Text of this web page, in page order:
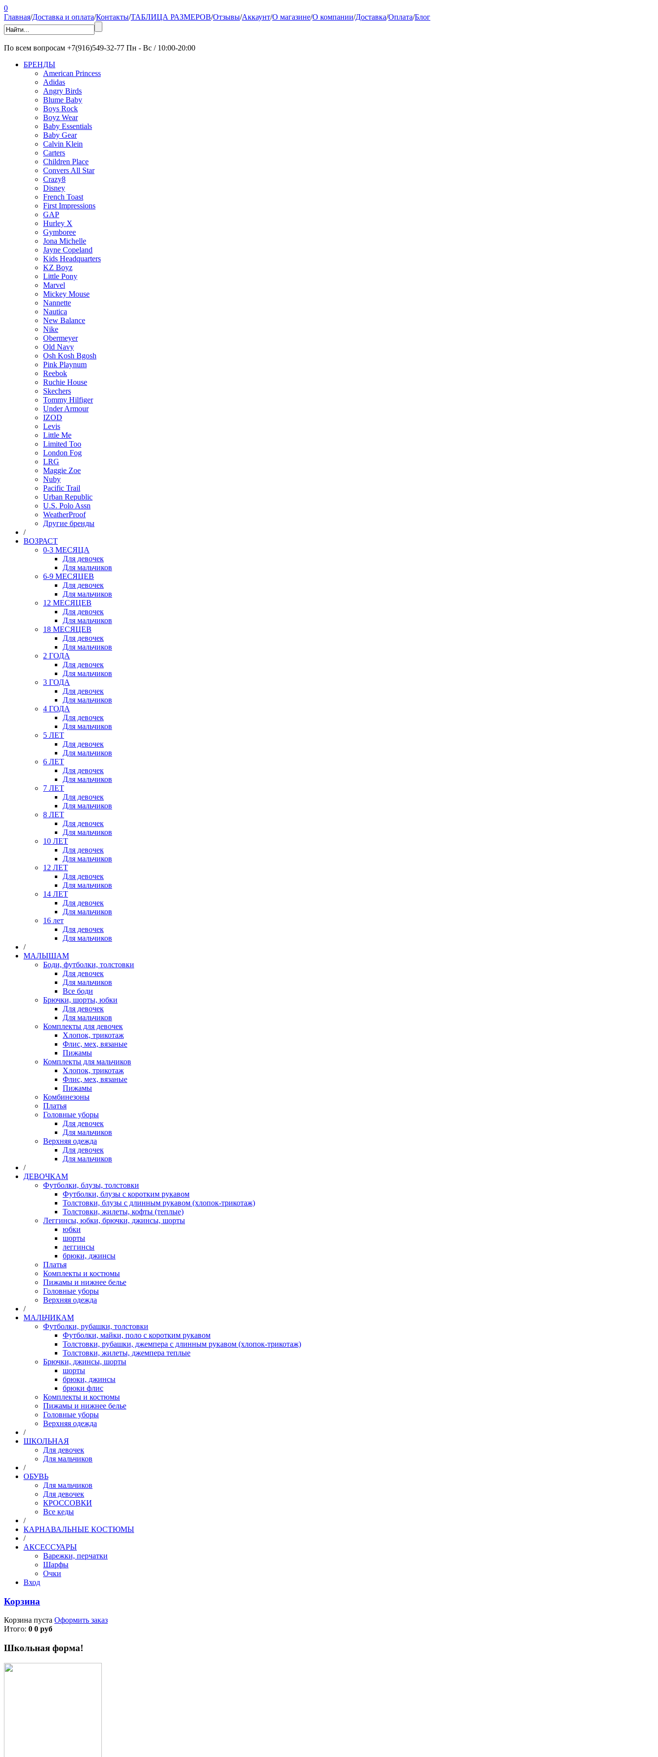
0
Главная/Доставка и оплата/Контакты/ТАБЛИЦА РАЗМЕРОВ/Отзывы/Аккаунт/О магазине/О компании/Доставка/Оплата/Блог
По всем вопросам +7(916)549-32-77 Пн - Вс / 10:00-20:00
БРЕНДЫ
American Princess
Adidas
Angry Birds
Blume Baby
Boys Rock
Boyz Wear
Baby Essentials
Baby Gear
Calvin Klein
Carters
Children Place
Convers All Star
Crazy8
Disney
French Toast
First Impressions
GAP
Hurley X
Gymboree
Jona Michelle
Jayne Copeland
Kids Headquarters
KZ Boyz
Little Pony
Marvel
Mickey Mouse
Nannette
Nautica
New Balance
Nike
Obermeyer
Old Navy
Osh Kosh Bgosh
Pink Playnum
Reebok
Ruchie House
Skechers
Tommy Hilfiger
Under Armour
IZOD
Levis
Little Me
Limited Too
London Fog
LRG
Maggie Zoe
Nuby
Pacific Trail
Urban Republic
U.S. Polo Assn
WeatherProof
Другие бренды
/
ВОЗРАСТ
0-3 МЕСЯЦА
Для девочек
Для мальчиков
6-9 МЕСЯЦЕВ
Для девочек
Для мальчиков
12 МЕСЯЦЕВ
Для девочек
Для мальчиков
18 МЕСЯЦЕВ
Для девочек
Для мальчиков
2 ГОДА
Для девочек
Для мальчиков
3 ГОДА
Для девочек
Для мальчиков
4 ГОДА
Для девочек
Для мальчиков
5 ЛЕТ
Для девочек
Для мальчиков
6 ЛЕТ
Для девочек
Для мальчиков
7 ЛЕТ
Для девочек
Для мальчиков
8 ЛЕТ
Для девочек
Для мальчиков
10 ЛЕТ
Для девочек
Для мальчиков
12 ЛЕТ
Для девочек
Для мальчиков
14 ЛЕТ
Для девочек
Для мальчиков
16 лет
Для девочек
Для мальчиков
/
МАЛЫШАМ
Боди, футболки, толстовки
Для девочек
Для мальчиков
Все боди
Брючки, шорты, юбки
Для девочек
Для мальчиков
Комплекты для девочек
Хлопок, трикотаж
Флис, мех, вязаные
Пижамы
Комплекты для мальчиков
Хлопок, трикотаж
Флис, мех, вязаные
Пижамы
Комбинезоны
Платья
Головные уборы
Для девочек
Для мальчиков
Верхняя одежда
Для девочек
Для мальчиков
/
ДЕВОЧКАМ
Футболки, блузы, толстовки
Футболки, блузы с коротким рукавом
Толстовки, блузы с длинным рукавом (хлопок-трикотаж)
Толстовки, жилеты, кофты (теплые)
Леггинсы, юбки, брючки, джинсы, шорты
юбки
шорты
леггинсы
брюки, джинсы
Платья
Комплекты и костюмы
Пижамы и нижнее белье
Головные уборы
Верхняя одежда
/
МАЛЬЧИКАМ
Футболки, рубашки, толстовки
Футболки, майки, поло с коротким рукавом
Толстовки, рубашки, джемпера с длинным рукавом (хлопок-трикотаж)
Толстовки, жилеты, джемпера теплые
Брючки, джинсы, шорты
шорты
брюки, джинсы
брюки флис
Комплекты и костюмы
Пижамы и нижнее белье
Головные уборы
Верхняя одежда
/
ШКОЛЬНАЯ
Для девочек
Для мальчиков
/
ОБУВЬ
Для мальчиков
Для девочек
КРОССОВКИ
Все кеды
/
КАРНАВАЛЬНЫЕ КОСТЮМЫ
/
АКСЕССУАРЫ
Варежки, перчатки
Шарфы
Очки
Вход
Корзина
Корзина пуста Оформить заказ
Итого: 0 0 руб
Школьная форма!